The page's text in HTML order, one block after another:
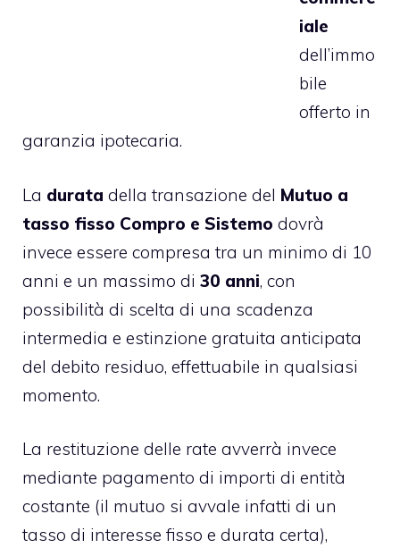
iale
dell’immo
bile
offerto in
garanzia ipotecaria.
La durata della transazione del Mutuo a
tasso fisso Compro e Sistemo dovrà
invece essere compresa tra un minimo di 10
anni e un massimo di 30 anni, con
possibilità di scelta di una scadenza
intermedia e estinzione gratuita anticipata
del debito residuo, effettuabile in qualsiasi
momento.
La restituzione delle rate avverrà invece
mediante pagamento di importi di entità
costante (il mutuo si avvale infatti di un
tasso di interesse fisso e durata certa),